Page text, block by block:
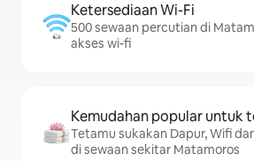
Ketersediaan Wi-Fi
500 sewaan percutian di
akses wi-fi
Kemudahan popular untuk
Tetamu sukakan Dapur, Wifi
di sewaan sekitar Matamoros